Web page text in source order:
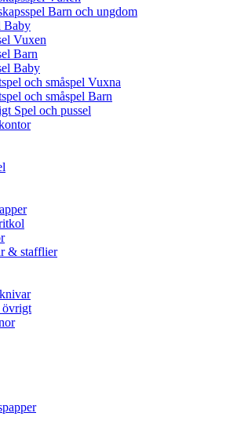
Barn och ungdom
Baby
Vuxen
Barn
Baby
och småspel Vuxna
och småspel Barn
Spel och pussel
& stafflier